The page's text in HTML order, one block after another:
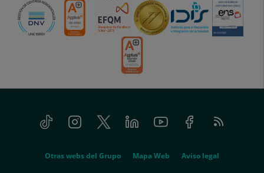
Tiktok InstagramTwitter LinkedinYoutube FacebookFeed
RSS
Otras webs del Grupo Mapa Web Aviso legal